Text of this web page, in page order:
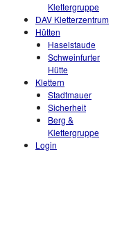
Klettergruppe
DAV Kletterzentrum
Hütten
Haselstaude
Schweinfurter
Hütte
Klettern
Stadtmauer
Sicherheit
Berg &
Klettergruppe
Login